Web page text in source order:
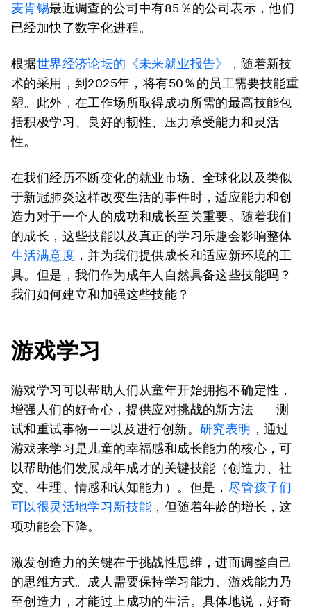
麦肯锡最近调查的公司中有85％的公司表示，他们
已经加快了数字化进程。
根据世界经济论坛的《未来就业报告》
，随着新技
术的采用，到2025年，将有50％的员工需要技能重
塑。此外，在工作场所取得成功所需的最高技能包
括积极学习、良好的韧性、压力承受能力和灵活
性。
在我们经历不断变化的就业市场、全球化以及类似
于新冠肺炎这样改变生活的事件时，适应能力和创
造力对于一个人的成功和成长至关重要。随着我们
的成长，这些技能以及真正的学习乐趣会影响整体
生活满意度 ，并为我们提供成长和适应新环境的工
具。但是，我们作为成年人自然具备这些技能吗？
我们如何建立和加强这些技能？
游戏学习
游戏学习可以帮助人们从童年开始拥抱不确定性，
增强人们的好奇心，提供应对挑战的新方法——测
试和重试事物——以及进行创新。 研究表明 ，通过
游戏来学习是儿童的幸福感和成长能力的核心，可
以帮助他们发展成年成才的关键技能（创造力、社
交、生理、情感和认知能力）。但是， 尽管孩子们
可以很灵活地学习新技能 ，但随着年龄的增长，这
项功能会下降。
激发创造力的关键在于挑战性思维，进而调整自己
的思维方式。成人需要保持学习能力、游戏能力乃
至创造力，才能过上成功的生活。具体地说，好奇